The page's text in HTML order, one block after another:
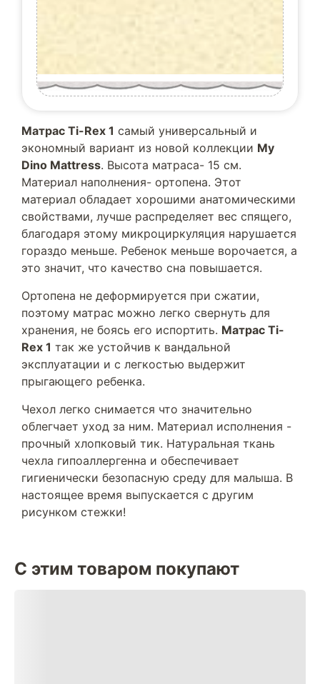
Матрас Ti-Rex 1 самый универсальный и
экономный вариант из новой коллекции My
Dino Mattress. Высота матраса- 15 см.
Материал наполнения- ортопена. Этот
материал обладает хорошими анатомическими
свойствами, лучше распределяет вес спящего,
благодаря этому микроциркуляция нарушается
гораздо меньше. Ребенок меньше ворочается, а
это значит, что качество сна повышается.
Ортопена не деформируется при сжатии,
поэтому матрас можно легко свернуть для
хранения, не боясь его испортить. Матрас Ti-
Rex 1 так же устойчив к вандальной
эксплуатации и с легкостью выдержит
прыгающего ребенка.
Чехол легко снимается что значительно
облегчает уход за ним. Материал исполнения -
прочный хлопковый тик. Натуральная ткань
чехла гипоаллергенна и обеспечивает
гигиенически безопасную среду для малыша. В
настоящее время выпускается с другим
рисунком стежки!
С этим товаром покупают